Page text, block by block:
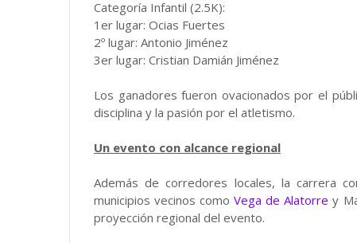
Categoría Infantil (2.5K):
1er lugar: Ocias Fuertes
2º lugar: Antonio Jiménez
3er lugar: Cristian Damián Jiménez
Los ganadores fueron ovacionados por el
disciplina y la pasión por el atletismo.
Un evento con alcance regional
Además de corredores locales, la carrera
municipios vecinos comoVega de Alatorre y
proyección regional del evento.